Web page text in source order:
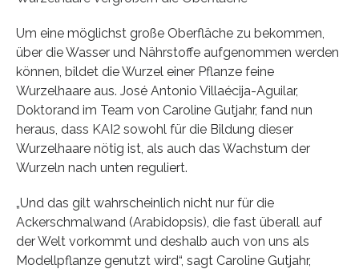
Um eine möglichst große Oberfläche zu bekommen,
über die Wasser und Nährstoffe aufgenommen werden
können, bildet die Wurzel einer Pflanze feine
Wurzelhaare aus. José Antonio Villaécija-Aguilar,
Doktorand im Team von Caroline Gutjahr, fand nun
heraus, dass KAI2 sowohl für die Bildung dieser
Wurzelhaare nötig ist, als auch das Wachstum der
Wurzeln nach unten reguliert.
„Und das gilt wahrscheinlich nicht nur für die
Ackerschmalwand (Arabidopsis), die fast überall auf
der Welt vorkommt und deshalb auch von uns als
Modellpflanze genutzt wird“, sagt Caroline Gutjahr,